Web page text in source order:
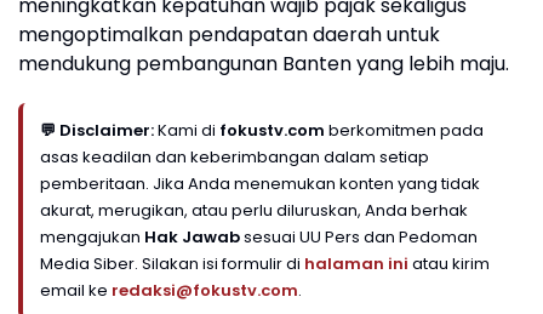
meningkatkan kepatuhan wajib pajak sekaligus
mengoptimalkan pendapatan daerah untuk
mendukung pembangunan Banten yang lebih maju.
💬 Disclaimer:Kami di fokustv.com berkomitmen pada
asas keadilan dan keberimbangan dalam setiap
pemberitaan. Jika Anda menemukan konten yang tidak
akurat, merugikan, atau perlu diluruskan, Anda berhak
mengajukan Hak Jawabsesuai UU Pers dan Pedoman
Media Siber. Silakan isi formulir di halaman ini atau kirim
email ke redaksi@fokustv.com.